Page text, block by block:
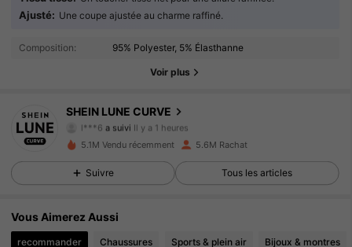
Ajusté: Une coupe ajustée au charme raffiné.
Composition: 95% Polyester, 5% Élasthanne
Voir plus
SHEIN LUNE CURVE
450K Suiveurs
l***6a suivi Il y a 1 heures
T***a est en train de naviguer
4.89
450K Suiveurs
4.89 450K Suiveurs
5.1M Vendu récemment 5.6M Rachat
Suivre Tous les articles
Vous Aimerez Aussi
recommander Chaussures Sports & plein air Bijoux & montres